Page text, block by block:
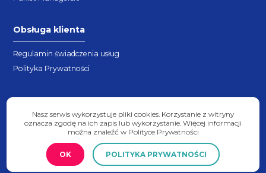
Obsługa klienta
Regulamin świadczenia usług
Polityka Prywatności
2026 © Copyright - expert4you.pl
Nasz serwis wykorzystuje pliki cookies. Korzystanie z witryny
oznacza zgodę na ich zapis lub wykorzystanie. Więcej informacji
można znaleźć w Polityce Prywatności
OK POLITYKA PRYWATNOŚCI